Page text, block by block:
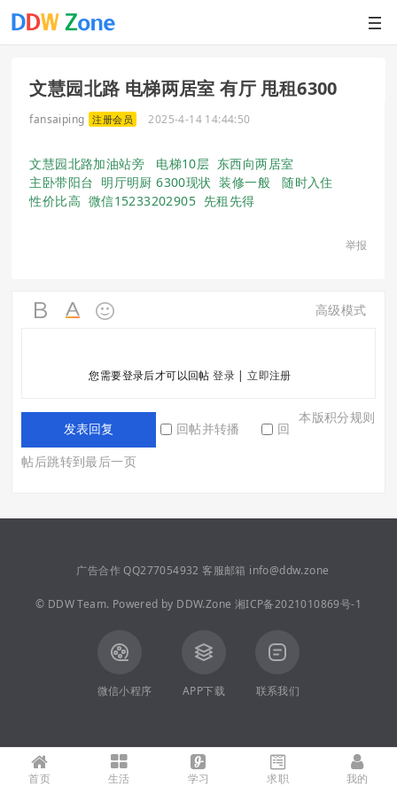
文慧园北路 电梯两居室 有厅 甩租6300
fansaiping 注册会员 2025-4-14 14:44:50
文慧园北路加油站旁 电梯10层 东西向两居室
主卧带阳台 明厅明厨 6300现状 装修一般 随时入住
性价比高 微信15233202905 先租先得
举报
高级模式
您需要登录后才可以回帖登录|立即注册
本版积分规则
发表回复 回帖并转播
回
帖后跳转到最后一页
首页 生活 学习 求职 我的
广告合作 QQ277054932 客服邮箱 info@ddw.zone
© DDW Team. Powered by DDW.Zone 湘ICP备2021010869号-1
微信小程序 APP下载 联系我们